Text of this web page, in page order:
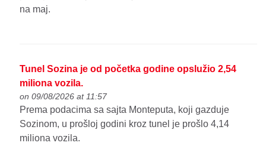
na maj.
Tunel Sozina je od početka godine opslužio 2,54
miliona vozila.
on 09/08/2026 at 11:57
Prema podacima sa sajta Monteputa, koji gazduje
Sozinom, u prošloj godini kroz tunel je prošlo 4,14
miliona vozila.